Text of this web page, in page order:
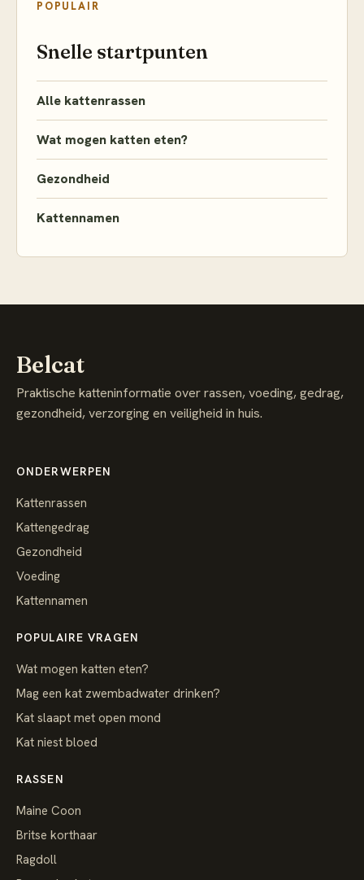
POPULAIR
Snelle startpunten
Alle kattenrassen
Wat mogen katten eten?
Gezondheid
Kattennamen
Belcat
Praktische katteninformatie over rassen, voeding, gedrag,
gezondheid, verzorging en veiligheid in huis.
ONDERWERPEN
Kattenrassen
Kattengedrag
Gezondheid
Voeding
Kattennamen
POPULAIRE VRAGEN
Wat mogen katten eten?
Mag een kat zwembadwater drinken?
Kat slaapt met open mond
Kat niest bloed
RASSEN
Maine Coon
Britse korthaar
Ragdoll